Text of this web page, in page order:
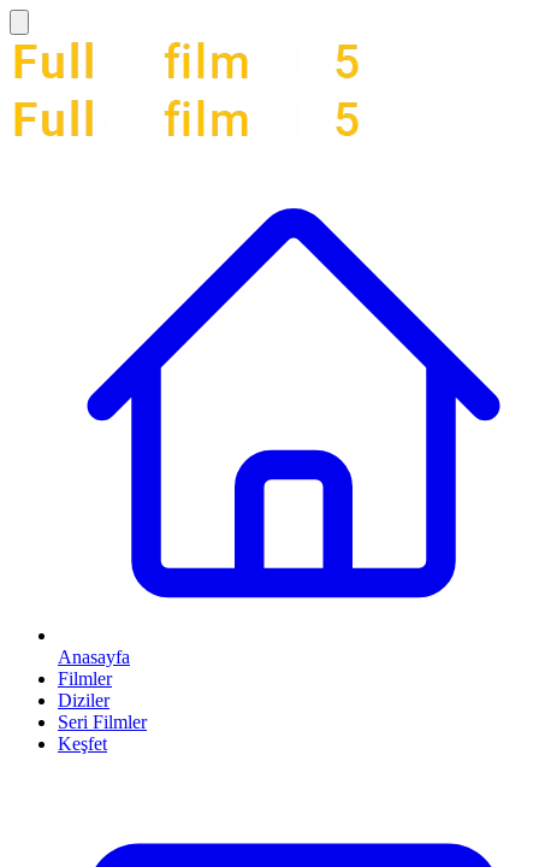
Anasayfa
Filmler
Diziler
Seri Filmler
Keşfet